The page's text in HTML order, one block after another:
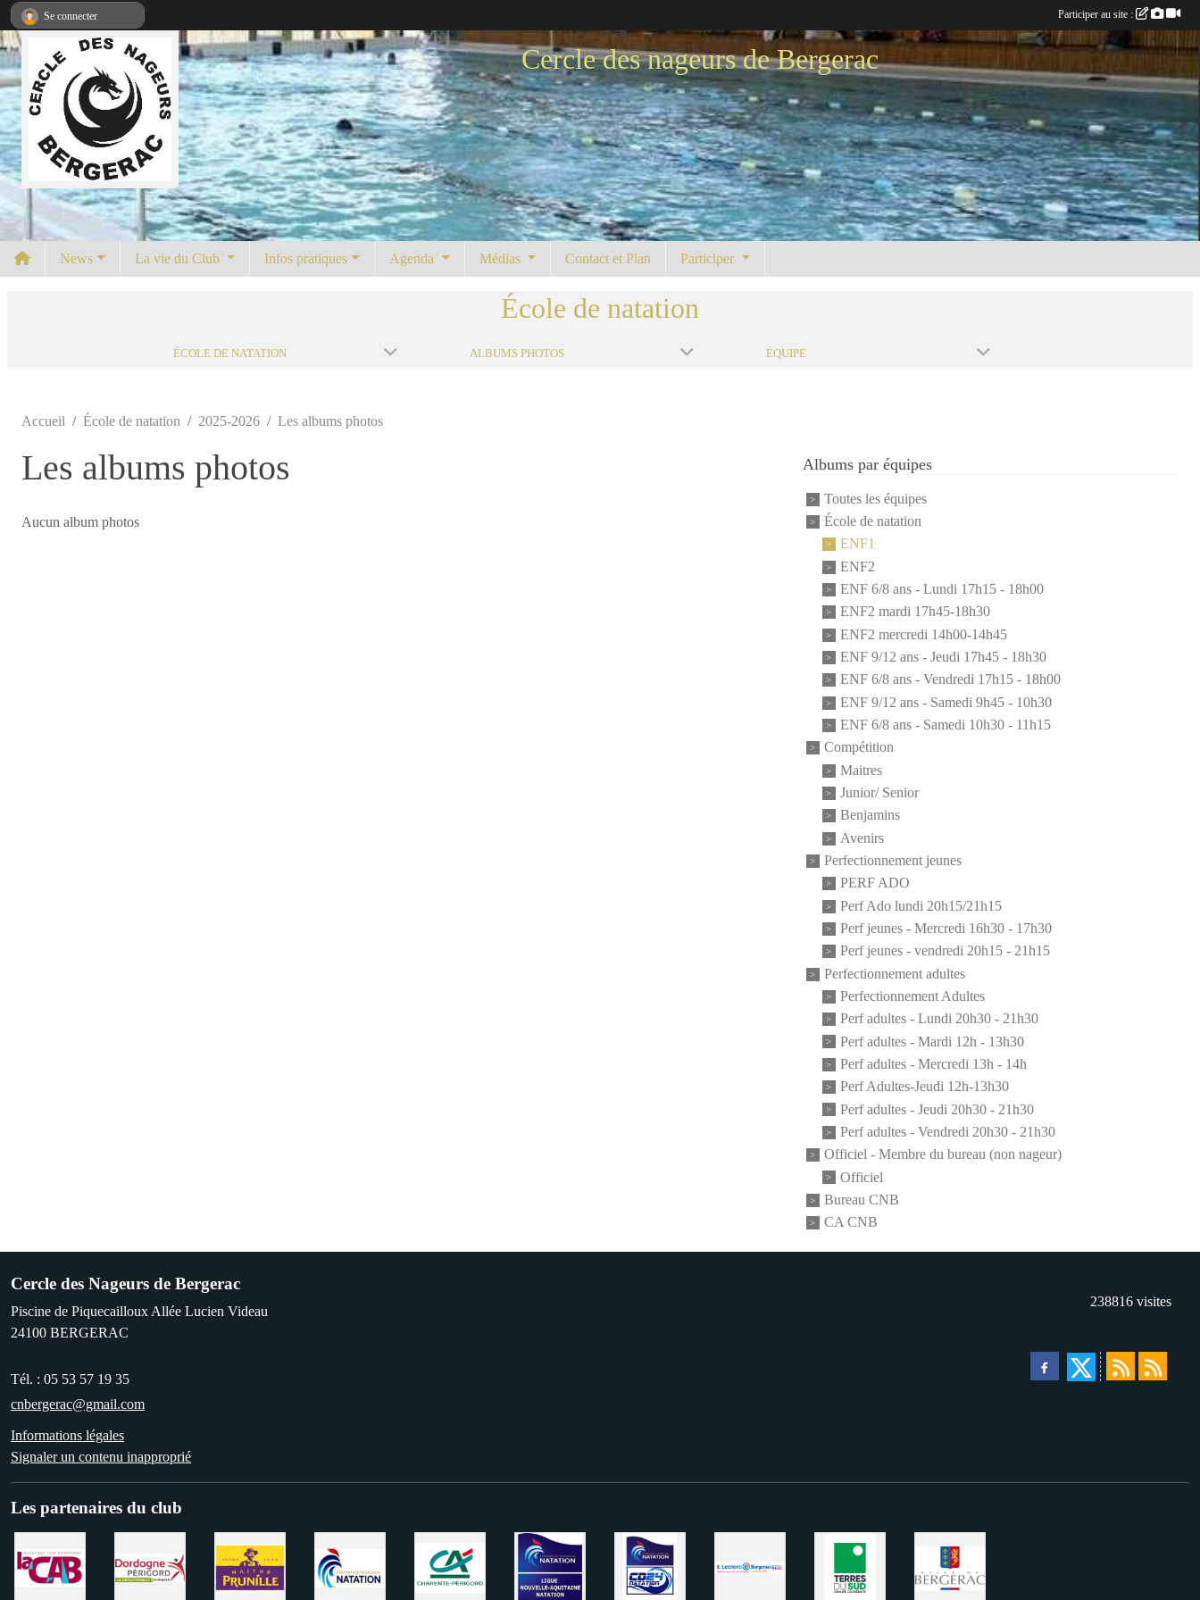
Cercle des nageurs de Bergerac
News La vie du Club Infos pratiques Agenda Médias Contact et Plan Participer
École de natation
ÉCOLE DE NATATION ALBUMS PHOTOS ÉQUIPE
Accueil École de natation 2025-2026 Les albums photos
Les albums photos
Aucun album photos
Albums par équipes
Toutes les équipes
École de natation
ENF1
ENF2
ENF 6/8 ans - Lundi 17h15 - 18h00
ENF2 mardi 17h45-18h30
ENF2 mercredi 14h00-14h45
ENF 9/12 ans - Jeudi 17h45 - 18h30
ENF 6/8 ans - Vendredi 17h15 - 18h00
ENF 9/12 ans - Samedi 9h45 - 10h30
ENF 6/8 ans - Samedi 10h30 - 11h15
Compétition
Maitres
Junior/ Senior
Benjamins
Avenirs
Perfectionnement jeunes
PERF ADO
Perf Ado lundi 20h15/21h15
Perf jeunes - Mercredi 16h30 - 17h30
Perf jeunes - vendredi 20h15 - 21h15
Perfectionnement adultes
Perfectionnement Adultes
Perf adultes - Lundi 20h30 - 21h30
Perf adultes - Mardi 12h - 13h30
Perf adultes - Mercredi 13h - 14h
Perf Adultes-Jeudi 12h-13h30
Perf adultes - Jeudi 20h30 - 21h30
Perf adultes - Vendredi 20h30 - 21h30
Officiel - Membre du bureau (non nageur)
Officiel
Bureau CNB
CA CNB
Cercle des Nageurs de Bergerac
Piscine de Piquecailloux Allée Lucien Videau
24100 BERGERAC
Tél. : 05 53 57 19 35
cnbergerac@gmail.com
Informations légales
Signaler un contenu inapproprié
238816 visites
Les partenaires du club
Se connecter Participer au site :
Panneau de gestion des cookies